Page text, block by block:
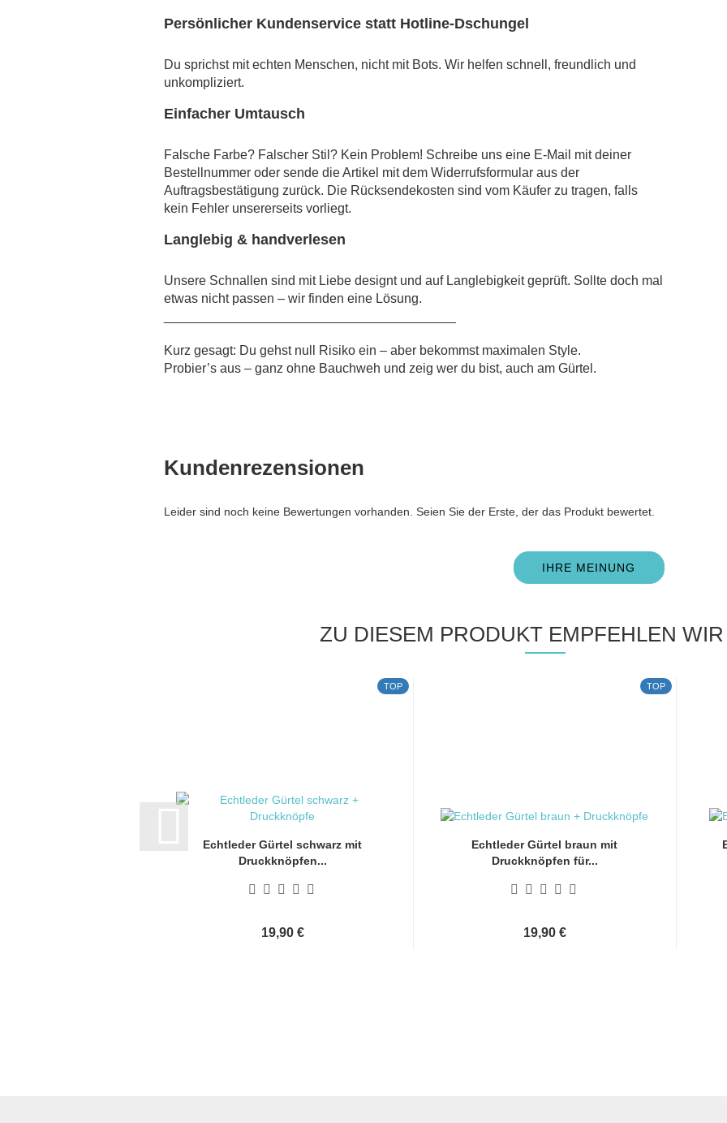
Persönlicher Kundenservice statt Hotline-Dschungel
Du sprichst mit echten Menschen, nicht mit Bots. Wir helfen schnell, freundlich und
unkompliziert.
Einfacher Umtausch
Falsche Farbe? Falscher Stil? Kein Problem! Schreibe uns eine E-Mail mit deiner
Bestellnummer oder sende die Artikel mit dem Widerrufsformular aus der
Auftragsbestätigung zurück. Die Rücksendekosten sind vom Käufer zu tragen, falls
kein Fehler unsererseits vorliegt.
Langlebig & handverlesen
Unsere Schnallen sind mit Liebe designt und auf Langlebigkeit geprüft. Sollte doch mal
etwas nicht passen – wir finden eine Lösung.
Kurz gesagt: Du gehst null Risiko ein – aber bekommst maximalen Style.
Probier’s aus – ganz ohne Bauchweh und zeig wer du bist, auch am Gürtel.
Kundenrezensionen
Leider sind noch keine Bewertungen vorhanden. Seien Sie der Erste, der das Produkt bewertet.
IHRE MEINUNG
ZU DIESEM PRODUKT EMPFEHLEN
TOP
Echtleder Gürtel schwarz mit
Druckknöpfen...
19,90 €
TOP
Echtleder Gürtel braun mit
Druckknöpfen für...
19,90 €